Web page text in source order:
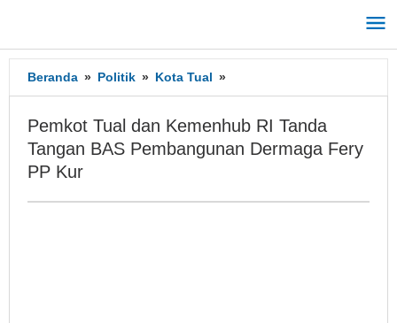
konten
Beranda » Politik » Kota Tual »
Tual
Kemenhub
RI
BAS
Pemkot Tual dan Kemenhub RI Tanda
Tangan BAS Pembangunan Dermaga Fery
PP Kur